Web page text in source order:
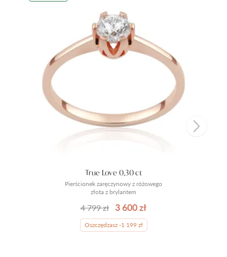
Pierścionek zaręczynowy z różowego
złota z brylantem
True Love 0,30 ct
4 799 zł 3 600 zł
Oszczędzasz -1 199 zł